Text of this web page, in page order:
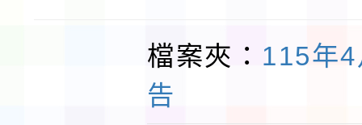
檔案夾： 115年
告